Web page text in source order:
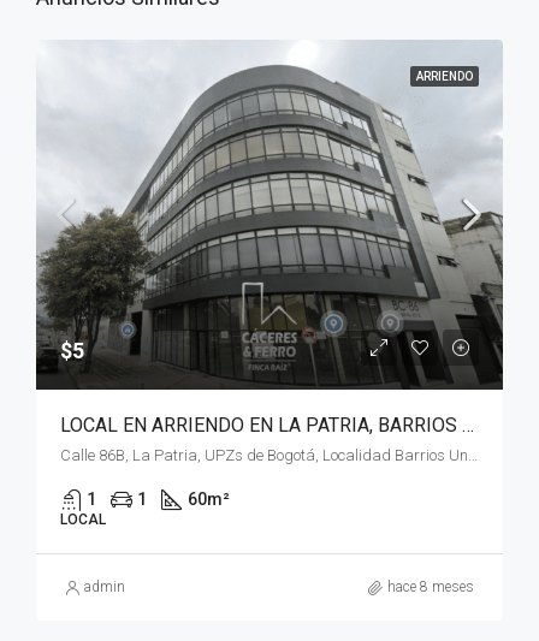
ARRIENDO
$5
LOCAL EN ARRIENDO EN LA PATRIA, BARRIOS UNIDOS, BOGOTÁ, D.C. – (922)
Calle 86B, La Patria, UPZs de Bogotá, Localidad Barrios Unidos, Bogotá, Bogotá, Distrito Capital, RAP (Especial) Central, 111211, Colombia
1 1 60m²
LOCAL
admin hace 8 meses